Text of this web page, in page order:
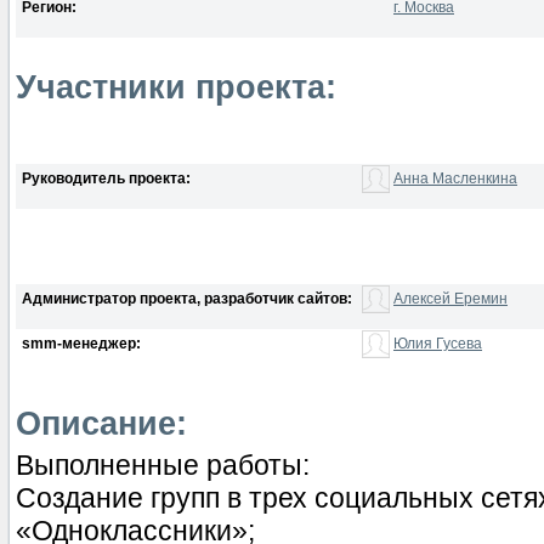
Регион: г. Москва
Участники проекта:
Руководитель проекта: Анна Масленкина
Администратор проекта, разработчик сайтов: Алексей Еремин
smm-менеджер: Юлия Гусева
Описание:
Выполненные работы:
Создание групп в трех социальных
«Одноклассники»;